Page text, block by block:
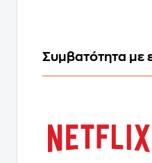
Συμβατότητα με